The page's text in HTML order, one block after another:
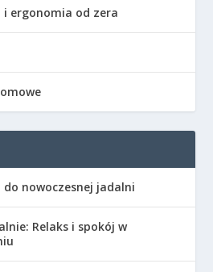
ergonomia od zera
do nowoczesnej jadalni
Relaks i spokój w